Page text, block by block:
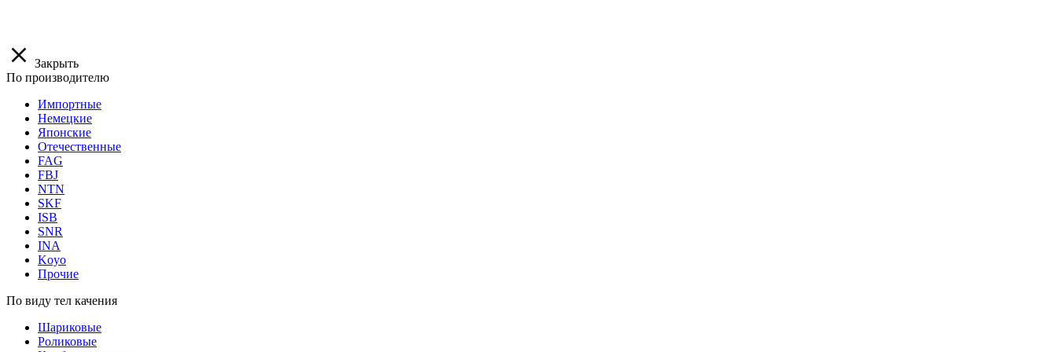
Закрыть
По производителю
Импортные
Немецкие
Японские
Отечественные
FAG
FBJ
NTN
SKF
ISB
SNR
INA
Koyo
Прочие
По виду тел качения
Шариковые
Роликовые